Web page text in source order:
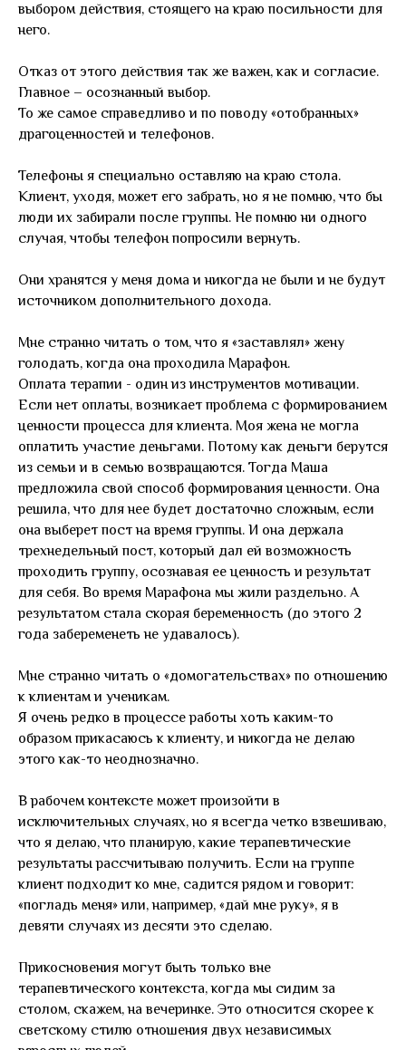
выбором действия, стоящего на краю посильности для
него.
Отказ от этого действия так же важен, как и согласие.
Главное – осознанный выбор.
То же самое справедливо и по поводу «отобранных»
драгоценностей и телефонов.
Телефоны я специально оставляю на краю стола.
Клиент, уходя, может его забрать, но я не помню, что бы
люди их забирали после группы. Не помню ни одного
случая, чтобы телефон попросили вернуть.
Они хранятся у меня дома и никогда не были и не будут
источником дополнительного дохода.
Мне странно читать о том, что я «заставлял» жену
голодать, когда она проходила Марафон.
Оплата терапии - один из инструментов мотивации.
Если нет оплаты, возникает проблема с формированием
ценности процесса для клиента. Моя жена не могла
оплатить участие деньгами. Потому как деньги берутся
из семьи и в семью возвращаются. Тогда Маша
предложила свой способ формирования ценности. Она
решила, что для нее будет достаточно сложным, если
она выберет пост на время группы. И она держала
трехнедельный пост, который дал ей возможность
проходить группу, осознавая ее ценность и результат
для себя. Во время Марафона мы жили раздельно. А
результатом стала скорая беременность (до этого 2
года забеременеть не удавалось).
Мне странно читать о «домогательствах» по отношению
к клиентам и ученикам.
Я очень редко в процессе работы хоть каким-то
образом прикасаюсь к клиенту, и никогда не делаю
этого как-то неоднозначно.
В рабочем контексте может произойти в
исключительных случаях, но я всегда четко взвешиваю,
что я делаю, что планирую, какие терапевтические
результаты рассчитываю получить. Если на группе
клиент подходит ко мне, садится рядом и говорит:
«погладь меня» или, например, «дай мне руку», я в
девяти случаях из десяти это сделаю.
Прикосновения могут быть только вне
терапевтического контекста, когда мы сидим за
столом, скажем, на вечеринке. Это относится скорее к
светскому стилю отношения двух независимых